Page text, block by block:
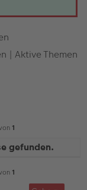
| Aktive Themen
1
gefunden.
1